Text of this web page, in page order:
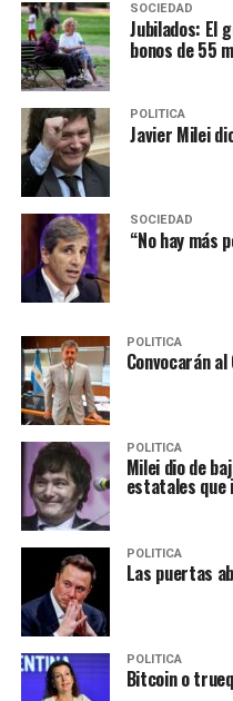
SOCIEDAD
Jubilados: El
bonos de 55
POLITICA
Javier Milei
SOCIEDAD
“No hay más
POLITICA
Convocarán
POLITICA
Milei dio de
estatales que
POLITICA
Las puertas
POLITICA
Bitcoin o